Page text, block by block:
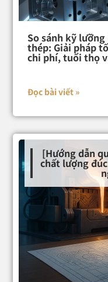
So sánh kỹ
thép: Giải pháp
chi phí, tuổi thọ
Đọc bài viết »
[Hướng dẫn
chất lượng